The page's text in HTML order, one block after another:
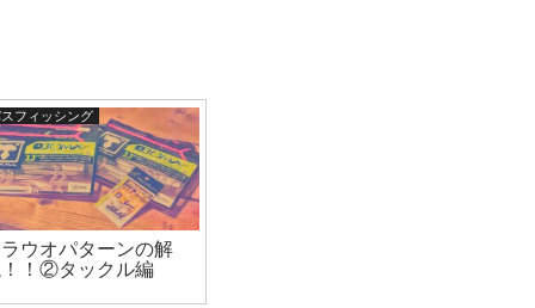
スフィッシング
ウオパターンの解
！②タックル編